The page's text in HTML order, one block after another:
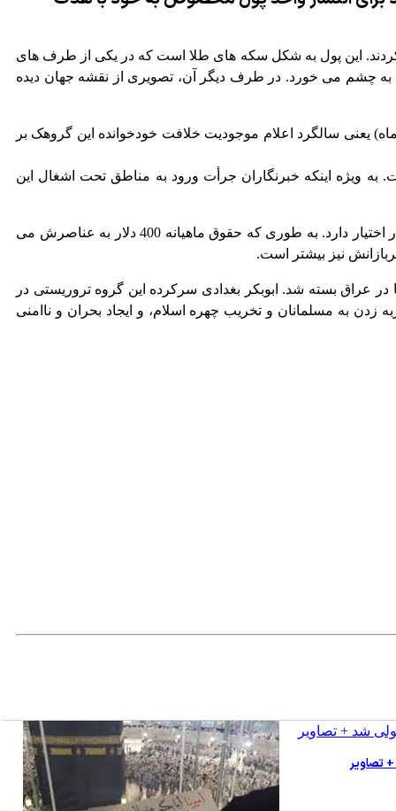
کردند. این پول به شکل سکه های طلا است که در یکی از طرف های
چشم می خورد. در طرف دیگر آن، تصویری از نقشه جهان دیده
طلا را معادل 139 دلار اعلام کرده است و احتمالا این واحد پول در 29 ژوئن (هشتم تیر ماه) یعنی سالگرد اعلام موجودیت خلافت خودخوانده این گروهک بر
به ویژه اینکه خبرنگاران جرأت ورود به مناطق تحت اشغال این
یک مقام امریکایی تشکیلات داعش را از ثروتمندترین گروههای تروریستی جهان می داند و بر این باور است که داعش ثروت بی نظیری در اختیار دارد. به طوری که حقوق ماهیانه 400 دلار به عناصرش می
نیز بیشتر است.
اطلاعاتی آمریکا، عربستان و رژیم صهیونیستی است که نطفه آن در سال 2003 توسط آمریکا در عراق بسته شد. ابوبکر بغدادی سرکرده این گروه تروریستی در
زدن به مسلمانان و تخریب چهره اسلام، و ایجاد بحران و ناامنی
تصاویر